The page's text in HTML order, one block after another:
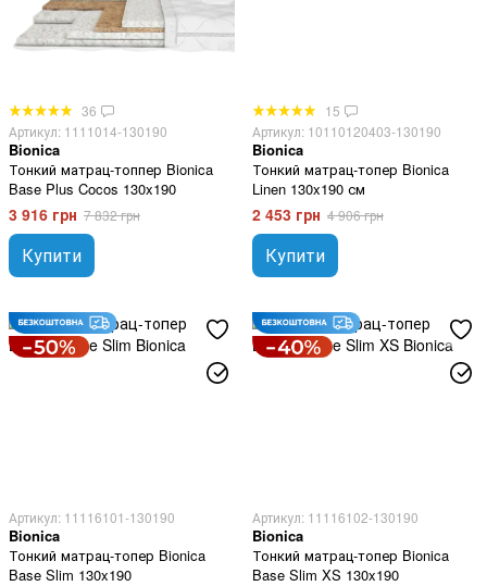
36
Артикул: 1111014-130190
Bionica
Тонкий матрац-топпер Bionica
Base Plus Cocos 130x190
3 916 грн 7 832 грн
Купити
15
Артикул: 10110120403-130190
Bionica
Тонкий матрац-топер Bionica
Linen 130x190 см
2 453 грн 4 906 грн
Купити
Артикул: 11116101-130190
Bionica
Тонкий матрац-топер Bionica
Base Slim 130x190
Артикул: 11116102-130190
Bionica
Тонкий матрац-топер Bionica
Base Slim XS 130x190